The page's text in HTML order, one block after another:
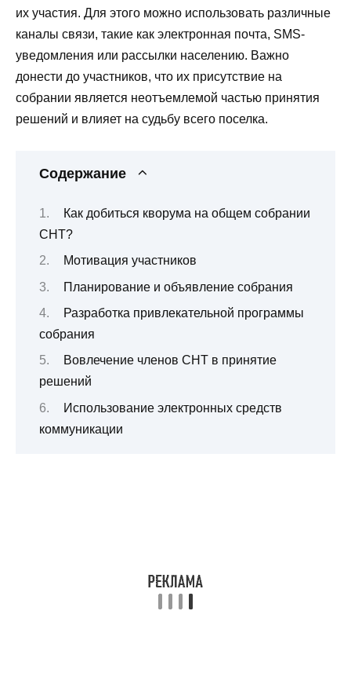
их участия. Для этого можно использовать различные
каналы связи, такие как электронная почта, SMS-
уведомления или рассылки населению. Важно
донести до участников, что их присутствие на
собрании является неотъемлемой частью принятия
решений и влияет на судьбу всего поселка.
Содержание
Как добиться кворума на общем собрании
СНТ?
Мотивация участников
Планирование и объявление собрания
Разработка привлекательной программы
собрания
Вовлечение членов СНТ в принятие
решений
Использование электронных средств
коммуникации